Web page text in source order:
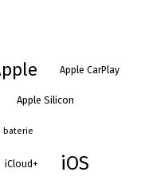
Apple CarPlay
Apple Silicon
baterie
iCloud+ iOS